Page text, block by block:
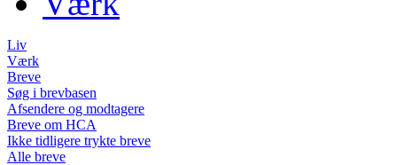
Liv
Værk
Breve
Søg i brevbasen
Afsendere og modtagere
Breve om HCA
Ikke tidligere trykte breve
Alle breve